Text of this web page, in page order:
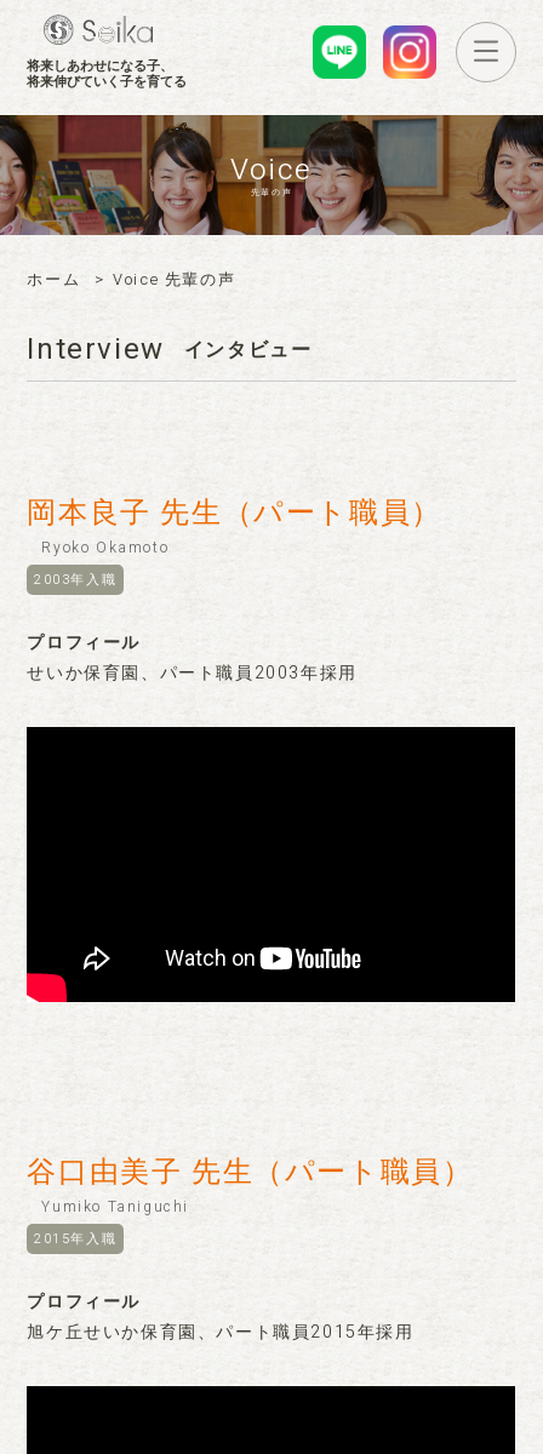
将来しあわせになる子、
将来伸びていく子を育てる
メニ
Voice
先輩の声
ホーム Voice 先輩の声
Interview インタビュー
岡本良子 先生（パート職員）
Ryoko Okamoto
2003年入職
プロフィール
せいか保育園、パート職員2003年採用
谷口由美子 先生（パート職員）
Yumiko Taniguchi
2015年入職
プロフィール
旭ケ丘せいか保育園、パート職員2015年採用